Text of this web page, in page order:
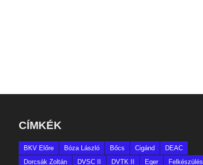
CÍMKÉK
BKV Előre Bóza László Bőcs Cigánd
DEAC
Dorcsák Zoltán
DVSC II DVTK II Eger
Felkészülés